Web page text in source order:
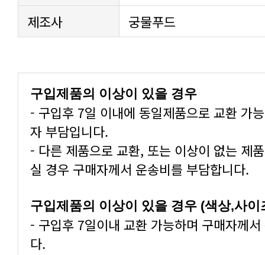
제조사
궁물푸드
구입제품의 이상이 있을 경우
- 구입후 7일 이내에 동일제품으로 교환 가
자 부담입니다.
- 다른 제품으로 교환, 또는 이상이 없는 제
실 경우 구매자께서 운송비를 부담합니다.
구입제품의 이상이 있을 경우 (색상,사
- 구입후 7일이내 교환 가능하며 구매자께
다.